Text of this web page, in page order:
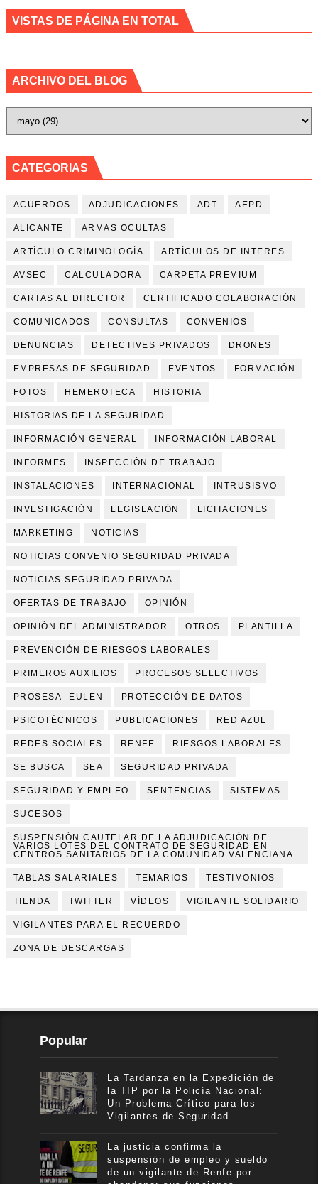
VISTAS DE PÁGINA EN TOTAL
ARCHIVO DEL BLOG
CATEGORIAS
ACUERDOS ADJUDICACIONES ADT AEPD
ALICANTE ARMAS OCULTAS
ARTÍCULO CRIMINOLOGÍA ARTÍCULOS DE INTERES
AVSEC CALCULADORA CARPETA PREMIUM
CARTAS AL DIRECTOR CERTIFICADO COLABORACIÓN
COMUNICADOS CONSULTAS CONVENIOS
DENUNCIAS DETECTIVES PRIVADOS DRONES
EMPRESAS DE SEGURIDAD EVENTOS FORMACIÓN
FOTOS HEMEROTECA HISTORIA
HISTORIAS DE LA SEGURIDAD
INFORMACIÓN GENERAL INFORMACIÓN LABORAL
INFORMES INSPECCIÓN DE TRABAJO
INSTALACIONES INTERNACIONAL INTRUSISMO
INVESTIGACIÓN LEGISLACIÓN LICITACIONES
MARKETING NOTICIAS
NOTICIAS CONVENIO SEGURIDAD PRIVADA
NOTICIAS SEGURIDAD PRIVADA
OFERTAS DE TRABAJO OPINIÓN
OPINIÓN DEL ADMINISTRADOR OTROS PLANTILLA
PREVENCIÓN DE RIESGOS LABORALES
PRIMEROS AUXILIOS PROCESOS SELECTIVOS
PROSESA- EULEN PROTECCIÓN DE DATOS
PSICOTÉCNICOS PUBLICACIONES RED AZUL
REDES SOCIALES RENFE RIESGOS LABORALES
SE BUSCA SEA SEGURIDAD PRIVADA
SEGURIDAD Y EMPLEO SENTENCIAS SISTEMAS
SUCESOS
SUSPENSIÓN CAUTELAR DE LA ADJUDICACIÓN DE
VARIOS LOTES DEL CONTRATO DE SEGURIDAD EN
CENTROS SANITARIOS DE LA COMUNIDAD VALENCIANA
TABLAS SALARIALES TEMARIOS TESTIMONIOS
TIENDA TWITTER VÍDEOS VIGILANTE SOLIDARIO
VIGILANTES PARA EL RECUERDO
ZONA DE DESCARGAS
Popular
La Tardanza en la Expedición de
la TIP por la Policía Nacional:
Un Problema Crítico para los
Vigilantes de Seguridad
La justicia confirma la
suspensión de empleo y sueldo
de un vigilante de Renfe por